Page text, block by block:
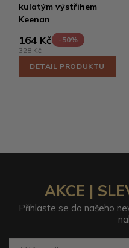
kulatým výstřihem
Keenan
164 Kč
-50%
328 Kč
DETAIL PRODUKTU
AKCE |
Přihlaste se do našeho